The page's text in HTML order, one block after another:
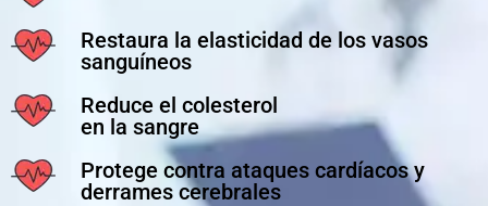
Restaura la elasticidad de los vasos
sanguíneos
Reduce el colesterol
en la sangre
Protege contra ataques cardíacos y
derrames cerebrales